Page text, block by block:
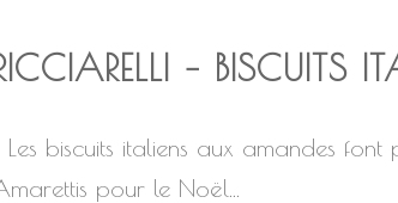
– BISCUITS
biscuits italiens aux amandes font
pour le Noël...